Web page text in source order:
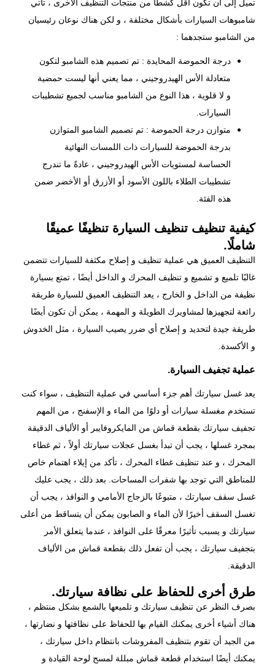
تميل إلى أن تكون أقل كشطًا من منتجات التنظيف الأخرى ، تأتي
شامبوهات السيارات بأشكال مختلفة ، و لكن هناك نوعان رئيسيان
من الشامبو ستجدهما :
درجة الحموضة المحايدة : تم تصميم هذه الشامبو لتكون
متعادلة الأس الهيدروجيني ، مما يعني أنها ليست حمضية
و لا قلوية ، هذا النوع من الشامبو مناسب لجميع تشطيبات
السيارات.
متوازن درجة الحموضة : تم تصميم الشامبو المتوازن
بدرجة الحموضة للسيارات ذات اللمسات النهائية
الحساسة لمستويات الأس الهيدروجيني ، عادةً ما تندرج
تشطيبات الطلاء باللون الأسود أو الأزرق أو الأخضر ضمن
هذه الفئة.
كيفية تنظيف تنظيف السيارة تنظيفًا عميقًا
شاملًا.
التنظيف العميق هي عملية تنظيف و إصلاح مكثفة للسيارات تتضمن
غالبًا تلميع و تشميع و تنظيف المحرك و الداخل أيضًا ، تمتع بسيارة
نظيفة من الداخل و الخارج ، يعد التنظيف العميق للسيارة طريقة
رائعة لتجهيزها لمشاويرك الطويلة و المهمة ، يمكن أن تكون أيضًا
طريقة جيدة لتحديد و إصلاح أي ضرر يصيب السيارة ، مثل الخدوش
و الأكسدة.
عملية تجفيف السيارة.
يعد غسل سيارتك أهم جزء أساسي في عملية التنظيف ، سواء كنت
تستخدم مغسلة سيارات أو دلوًا من الماء و الإسفنج ، من المهم
تجفيف سيارتك بقطعة قماش من المايكروفايبر أو الألياف الدقيقة
بمجرد غسلها ، يجب أن تبدأ بغسل عجلات سيارتك أولاً ، ثم غطاء
المحرك ، و عند تنظيف غطاء المحرك ، تأكد من إيلاء اهتمام خاص
للمناطق التي توجد بها شفرات المساحات. بعد ذلك ، يجب عليك
غسل سقف سيارتك ، متبوعًا بالزجاج الأمامي و النوافذ ، يجب أن
تغسل السقف أخيرًا لأن الماء و الصابون يمكن أن يتساقط من أعلى
سيارتك و يسبب تأثيرًا معرقًا على النوافذ ، عندما يتعلق الأمر
بتجفيف سيارتك ، يجب أن تفعل ذلك بقطعة قماش من الألياف
الدقيقة.
طرق أخرى للحفاظ على نظافة سيارتك.
بصرف النظر عن تنظيف سيارتك و تلميعها بالشمع بشكل منتظم ،
هناك أشياء أخرى يمكنك القيام بها للحفاظ على نظافتها و نضارتها ،
من الجيد أن تقوم بتنظيف المفروشات بانتظام داخل سيارتك ،
يمكنك أيضًا استخدام قطعة قماش مبللة لمسح لوحة القيادة و